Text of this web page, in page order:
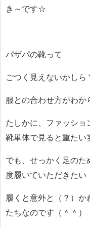
き～です☆
パザパの靴って
ごつく見えないかしら
服との合わせ方がわ
たしかに、ファッシ
靴単体で見ると重たい
でも、せっかく足の
度履いていただきたい
履くと意外と（？）
たちなのです（＾＾）